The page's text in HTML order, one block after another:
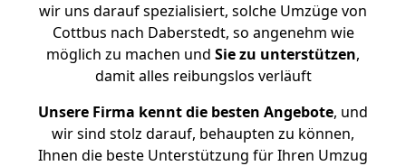
wir uns darauf spezialisiert, solche Umzüge von
Cottbus nach Daberstedt, so angenehm wie
möglich zu machen und Sie zu unterstützen,
damit alles reibungslos verläuft
Unsere Firma kennt die besten Angebote, und
wir sind stolz darauf, behaupten zu können,
Ihnen die beste Unterstützung für Ihren Umzug